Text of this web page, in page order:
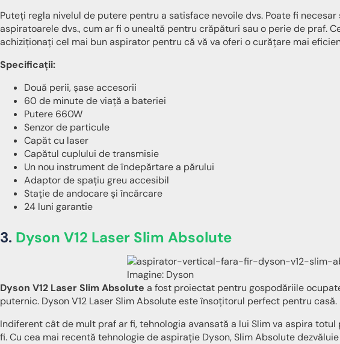
Puteți regla nivelul de putere pentru a satisface nevoile dvs. Poate fi
aspiratoarele dvs., cum ar fi o unealtă pentru crăpături sau o perie de praf.
achiziționați cel mai bun aspirator pentru că vă va oferi o curățare mai
Specificații:
Două perii, șase accesorii
60 de minute de viață a bateriei
Putere 660W
Senzor de particule
Capăt cu laser
Capătul cuplului de transmisie
Un nou instrument de îndepărtare a părului
Adaptor de spațiu greu accesibil
Stație de andocare și încărcare
24 luni garantie
3. Dyson V12 Laser Slim Absolute
Imagine: Dyson
Dyson V12 Laser Slim Absolute a fost proiectat pentru gospodăriile
puternic. Dyson V12 Laser Slim Absolute este însoțitorul perfect pentru casă.
Indiferent cât de mult praf ar fi, tehnologia avansată a lui Slim va aspira
fi. Cu cea mai recentă tehnologie de aspirație Dyson, Slim Absolute